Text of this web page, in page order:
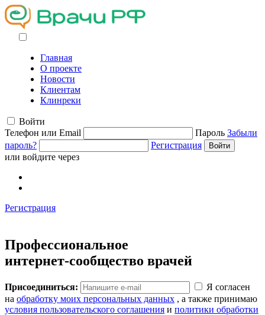
Главная
О проекте
Новости
Клиентам
Клинреки
Войти
Телефон или Email
Пароль Забыли
пароль?
Регистрация
или войдите через
Регистрация
Профессиональное
интернет-сообщество врачей
Присоединиться:
Я согласен
на обработку моих персональных данных , а также принимаю
условия пользовательского соглашения и политики обработки